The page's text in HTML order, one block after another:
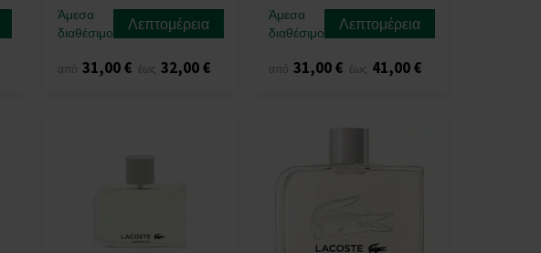
Άμεσα
διαθέσιμο
Λεπτομέρεια
από 31,00 € έως 32,00 €
Άμεσα
διαθέσιμο
Λεπτομέρεια
από 31,00 € έως 41,00 €